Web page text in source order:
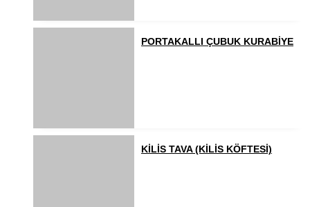
PORTAKALLI ÇUBUK KURABİYE
KİLİS TAVA (KİLİS KÖFTESİ)